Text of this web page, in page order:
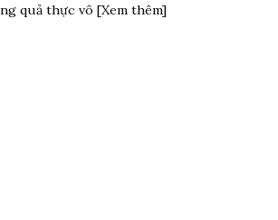
quả thực vô [Xem thêm]